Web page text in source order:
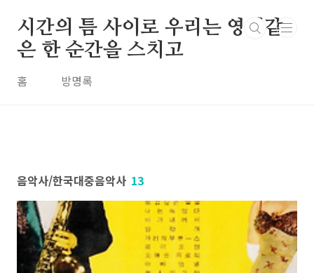
시간의 틈 사이로 우리는 영원같
은 한 순간을 스치고
홈 방명록
음악사/한국대중음악사 13